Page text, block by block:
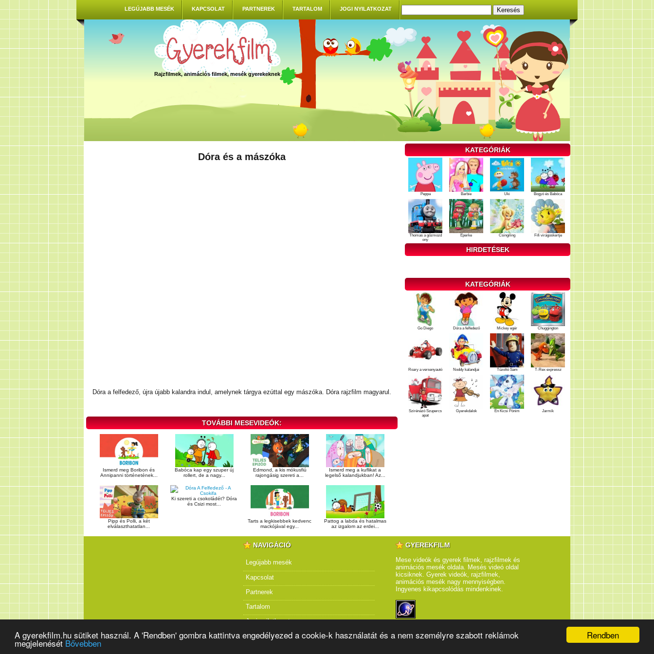
Rendben
A gyerekfilm.hu sütiket használ. A 'Rendben' gombra kattintva engedélyezed a cookie-k használatát és a nem személyre szabott reklámok
megjelenését Bővebben
LEGÚJABB MESÉK KAPCSOLAT PARTNEREK TARTALOM JOGI NYILATKOZAT
Rajzfilmek, animációs filmek, mesék gyerekeknek
Dóra és a mászóka
Dóra a felfedező, újra újabb kalandra indul, amelynek tárgya ezúttal egy mászóka. Dóra rajzfilm magyarul.
TOVÁBBI MESEVIDEÓK:
Ismerd meg Boribon és
Annipanni történetének...
Babóca kap egy szuper új
rollert, de a nagy...
Edmond, a kis mókusfiú
rajongásig szereti a...
Ismerd meg a kuflikat a
legelső kalandjukban! Az...
Pipp és Polli, a két
elválaszthatatlan...
Ki szereti a csokoládét? Dóra
és Csizi most...
Tarts a legkisebbek kedvenc
mackójával egy...
Pattog a labda és hatalmas
az izgalom az erdei...
KATEGÓRIÁK
Peppa Barbie Uki Bogyó és Babóca
Thomas a gőzmozd
ony
Eperke Csingiling Fifi virágoskertje
HIRDETÉSEK
KATEGÓRIÁK
Go Diego Dóra a felfedező Mickey egér Chuggington
Roary a versenyautó Noddy kalandjai Tűzoltó Sam T-Rex expressz
Szirénázó Szupercs
apat
Gyerekdalok Én Kicsi Pónim Jarmik
NAVIGÁCIÓ
Legújabb mesék
Kapcsolat
Partnerek
Tartalom
Jogi nyilatkozat
GYEREKFILM
Mese videók és gyerek filmek, rajzfilmek és
animációs mesék oldala. Mesés videó oldal
kicsiknek. Gyerek videók, rajzfilmek,
animációs mesék nagy mennyiségben.
Ingyenes kikapcsolódás mindenkinek.